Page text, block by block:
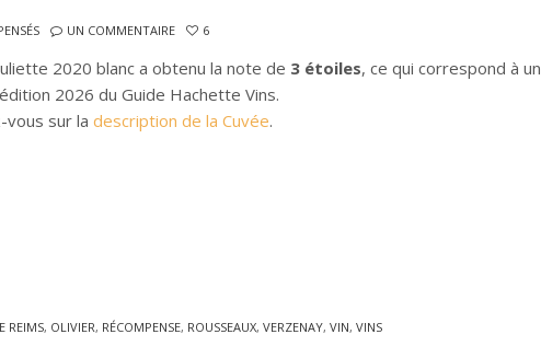
UN COMMENTAIRE 6
2020 blanc a obtenu la note de 3 étoiles, ce qui correspond à un
2026 du Guide Hachette Vins.
vous sur la description de la Cuvée.
REIMS, OLIVIER, RÉCOMPENSE, ROUSSEAUX, VERZENAY, VIN, VINS